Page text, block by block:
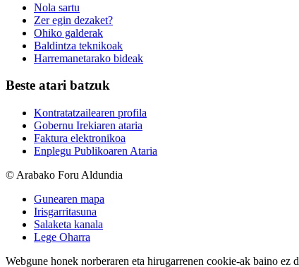
Nola sartu
Zer egin dezaket?
Ohiko galderak
Baldintza teknikoak
Harremanetarako bideak
Beste atari batzuk
Kontratatzailearen profila
Gobernu Irekiaren ataria
Faktura elektronikoa
Enplegu Publikoaren Ataria
© Arabako Foru Aldundia
Gunearen mapa
Irisgarritasuna
Salaketa kanala
Lege Oharra
Webgune honek norberaren eta hirugarrenen cookie-ak baino ez